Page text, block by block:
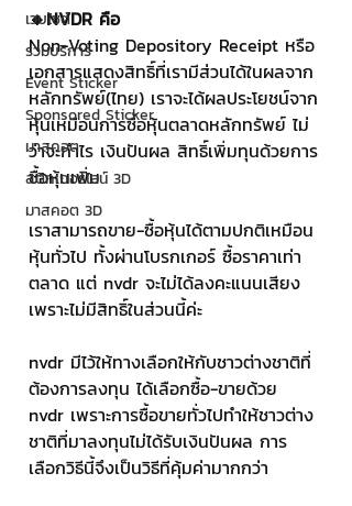
เวบไซต์
รวมบริการ
Event Sticker
Sponsored Sticker
มาสคอต
สติกเกอร์ไลน์ 3D
มาสคอต 3D
🔸NVDR คือ
Non-Voting Depository Receipt หรือ
เอกสารแสดงสิทธิ์ที่เรามีส่วนได้ในผลจาก
หลักทรัพย์(ไทย) เราจะได้ผลประโยชน์จาก
หุ้นเหมือนการซื้อหุ้นตลาดหลักทรัพย์ ไม่
ว่าจะกำไร เงินปันผล สิทธิ์เพิ่มทุนด้วยการ
ซื้อหุ้นเพิ่ม
เราสามารถขาย-ซื้อหุ้นได้ตามปกติเหมือน
หุ้นทั่วไป ทั้งผ่านโบรกเกอร์ ซื้อราคาเท่า
ตลาด แต่ nvdr จะไม่ได้ลงคะแนนเสียง
เพราะไม่มีสิทธิ์ในส่วนนี้ค่ะ
nvdr มีไว้ให้ทางเลือกให้กับชาวต่างชาติที่
ต้องการลงทุน ได้เลือกซื้อ-ขายด้วย
nvdr เพราะการซื้อขายทั่วไปทำให้ชาวต่าง
ชาติที่มาลงทุนไม่ได้รับเงินปันผล การ
เลือกวิธีนี้จึงเป็นวิธีที่คุ้มค่ามากกว่า